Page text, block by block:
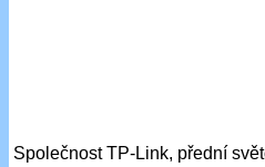
Společnost TP-Link, přední